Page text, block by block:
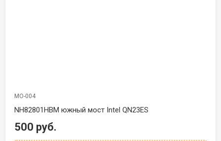
МО-004
NH82801HBM южный мост Intel QN23ES
500 руб.